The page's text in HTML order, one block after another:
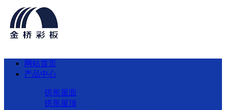
网站首页
产品中心
拱形屋面
拱形屋顶